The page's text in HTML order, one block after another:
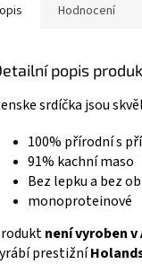
Hodnocení
popis
srdíčka jsou
100% přírodní s
91% kachní maso
Bez lepku a bez
monoproteinové
není vyroben v
prestižní